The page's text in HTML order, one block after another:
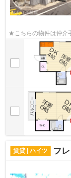
★こちらの物件は仲介
賃貸 | ハイツ フ